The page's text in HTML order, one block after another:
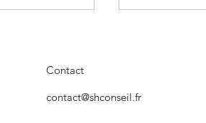
Contact
contact@shconseil.fr